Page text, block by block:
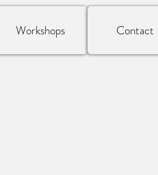
Workshops Contact